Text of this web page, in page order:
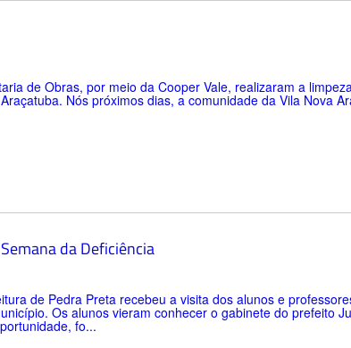
de Obras, por meio da Cooper Vale, realizaram a
Nós próximos dias, a comunidade da Vila Nova
da Deficiência
de Pedra Preta recebeu a visita dos alunos e
Os alunos vieram conhecer o gabinete do prefeito
fo...